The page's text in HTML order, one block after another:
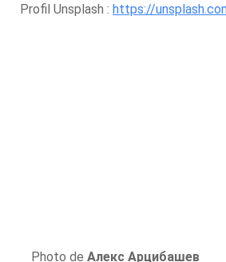
Profil Unsplash : https://
Photo de Алекс Арцибашев